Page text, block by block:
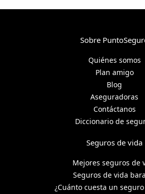
Sobre
Quiénes somos
Plan amigo
Blog
Aseguradoras
Contáctanos
Diccionario de
Seguros de vida
Mejores seguros de
Seguros de vida
¿Cuánto cuesta un